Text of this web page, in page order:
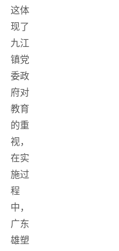
这体
现了
九江
镇党
委政
府对
教育
的重
视，
在实
施过
程
中，
广东
雄塑